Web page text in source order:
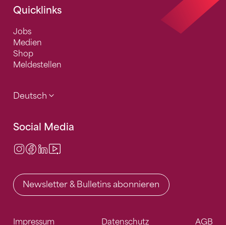
Quicklinks
Jobs
Medien
Shop
Meldestellen
Deutsch
Social Media
Instagram
Facebook
LinkedIn
Newsletter & Bulletins abonnieren
Impressum Datenschutz AGB